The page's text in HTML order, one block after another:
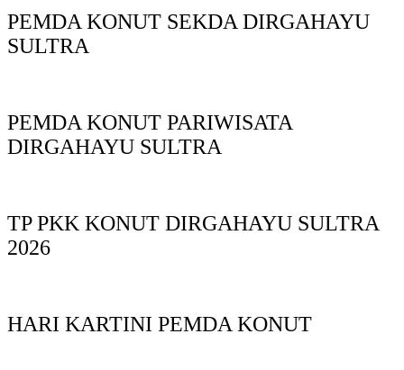
PEMDA KONUT SEKDA DIRGAHAYU
SULTRA
PEMDA KONUT PARIWISATA
DIRGAHAYU SULTRA
TP PKK KONUT DIRGAHAYU SULTRA
2026
HARI KARTINI PEMDA KONUT